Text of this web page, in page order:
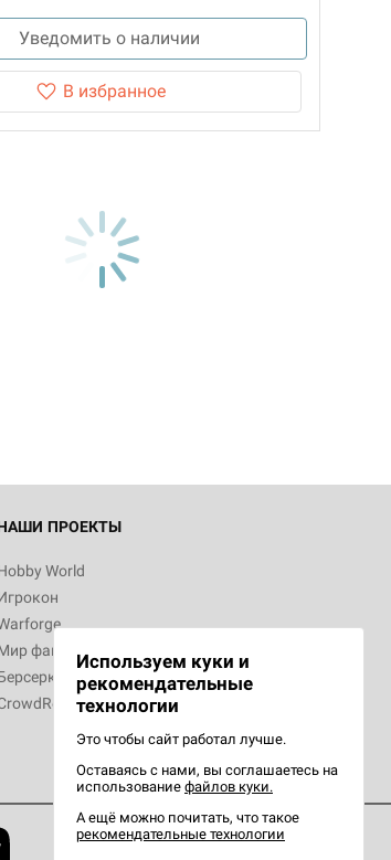
Уведомить о наличии
В избранное
ПРОЕКТЫ
World
фантастикиИспользуем куки и
рекомендательные
технологии
Это чтобы сайт работал лучше.
Оставаясь с нами, вы соглашаетесь на
использование файлов куки.
А ещё можно почитать, что такое
рекомендательные технологии